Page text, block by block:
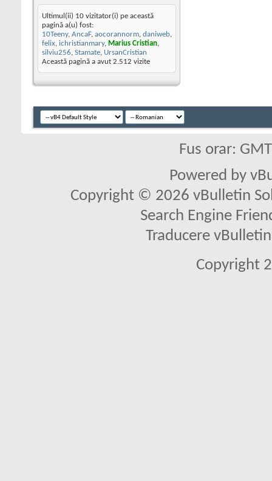
Ultimul(ii) 10 vizitator(i) pe această
pagină a(u) fost:
10Teeny, AncaF, aocorannorm, daniweb,
felix, ichristianmary, Marius Cristian,
silviu256, Stamate, UrsanCristian
Această pagină a avut 2.512 vizite
Fus orar:
Powered by
Copyright © 2026 vBulletin
Search Engine
Traducere
Copyright